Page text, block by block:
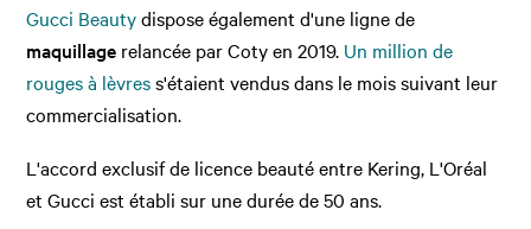
Gucci Beautydispose également d'une ligne de
maquillage relancée par Coty en 2019. Un million de
rouges à lèvress'étaient vendus dans le mois suivant leur
commercialisation.
L'accord exclusif de licence beauté entre Kering, L'Oréal
et Gucci est établi sur une durée de 50 ans.